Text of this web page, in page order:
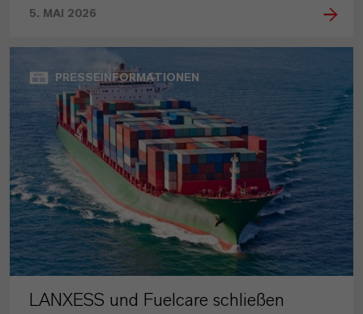
5. MAI 2026
PRESSEINFORMATIONEN
LANXESS und Fuelcare schließen